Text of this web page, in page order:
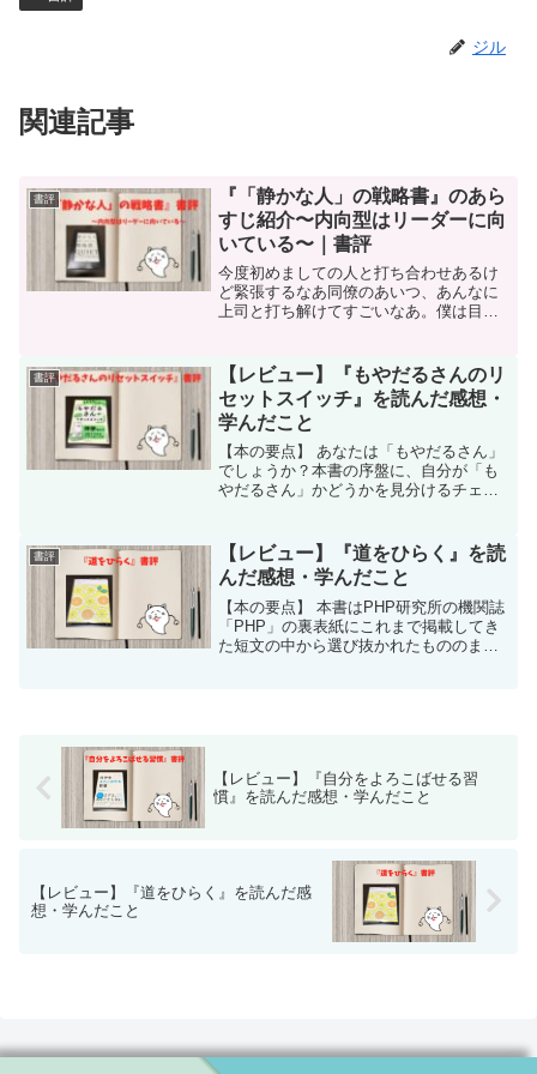
ジル
関連記事
書評
『「静かな人」の戦略書』のあら
すじ紹介〜内向型はリーダーに向
いている〜｜書評
今度初めましての人と打ち合わせあるけ
ど緊張するなあ同僚のあいつ、あんなに
上司と打ち解けてすごいなあ。僕は目上
て最近眠れないんだよねこの世の中って
内向型には生きづらいよな...
書評
【レビュー】『もやだるさんのリ
セットスイッチ』を読んだ感想・
学んだこと
【本の要点】 あなたは「もやだるさん」
でしょうか？本書の序盤に、自分が「も
やだるさん」かどうかを見分けるチェッ
「もやもや」な気分になる、なんだか体
がだるい…そんな方はも...
書評
【レビュー】『道をひらく』を読
んだ感想・学んだこと
【本の要点】 本書はPHP研究所の機関誌
「PHP」の裏表紙にこれまで掲載してき
た短文の中から選び抜かれたもののまと
【レビュー】『自分をよろこばせる習
慣』を読んだ感想・学んだこと
【レビュー】『道をひらく』を読んだ感
想・学んだこと